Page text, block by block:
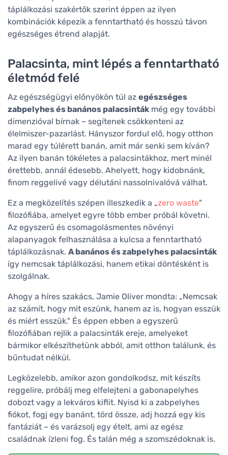
táplálkozási szakértők szerint éppen az ilyen
kombinációk képezik a fenntartható és hosszú távon
egészséges étrend alapját.
Palacsinta, mint lépés a fenntartható
életmód felé
Az egészségügyi előnyökön túl az egészséges
zabpelyhes és banános palacsinták még egy további
dimenzióval bírnak – segítenek csökkenteni az
élelmiszer-pazarlást. Hányszor fordul elő, hogy otthon
marad egy túlérett banán, amit már senki sem kíván?
Az ilyen banán tökéletes a palacsintákhoz, mert minél
érettebb, annál édesebb. Ahelyett, hogy kidobnánk,
finom reggelivé vagy délutáni nassolnivalóvá válhat.
Ez a megközelítés szépen illeszkedik a „zero waste"
filozófiába, amelyet egyre több ember próbál követni.
Az egyszerű és csomagolásmentes növényi
alapanyagok felhasználása a kulcsa a fenntartható
táplálkozásnak. A banános és zabpelyhes palacsinták
így nemcsak táplálkozási, hanem etikai döntésként is
szolgálnak.
Ahogy a híres szakács, Jamie Oliver mondta: „Nemcsak
az számít, hogy mit eszünk, hanem az is, hogyan esszük
és miért esszük." És éppen ebben a egyszerű
filozófiában rejlik a palacsinták ereje, amelyeket
bármikor elkészíthetünk abból, amit otthon találunk, és
bűntudat nélkül.
Legközelebb, amikor azon gondolkodsz, mit készíts
reggelire, próbálj meg elfelejteni a gabonapelyhes
dobozt vagy a lekváros kiflit. Nyisd ki a zabpelyhes
fiókot, fogj egy banánt, törd össze, adj hozzá egy kis
fantáziát – és varázsolj egy ételt, ami az egész
családnak ízleni fog. És talán még a szomszédoknak is.